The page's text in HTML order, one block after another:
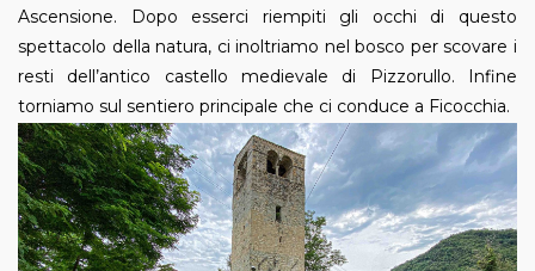
Ascensione. Dopo esserci riempiti gli occhi di questo
spettacolo della natura, ci inoltriamo nel bosco per scovare i
resti dell’antico castello medievale di Pizzorullo. Infine
torniamo sul sentiero principale che ci conduce a Ficocchia.